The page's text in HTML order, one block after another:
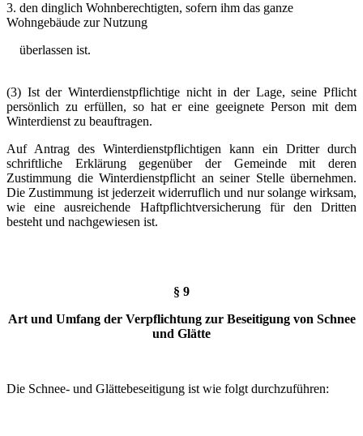
3. den dinglich Wohnberechtigten, sofern ihm das ganze
Wohngebäude zur Nutzung
überlassen ist.
(3) Ist der Winterdienstpflichtige nicht in der Lage, seine Pflicht
persönlich zu erfüllen, so hat er eine geeignete Person mit dem
Winterdienst zu beauftragen.
Auf Antrag des Winterdienstpflichtigen kann ein Dritter durch
schriftliche Erklärung gegenüber der Gemeinde mit deren
Zustimmung die Winterdienstpflicht an seiner Stelle übernehmen.
Die Zustimmung ist jederzeit widerruflich und nur solange wirksam,
wie eine ausreichende Haftpflichtversicherung für den Dritten
besteht und nachgewiesen ist.
§ 9
Art und Umfang der Verpflichtung zur Beseitigung von Schnee
und Glätte
Die Schnee- und Glättebeseitigung ist wie folgt durchzuführen: